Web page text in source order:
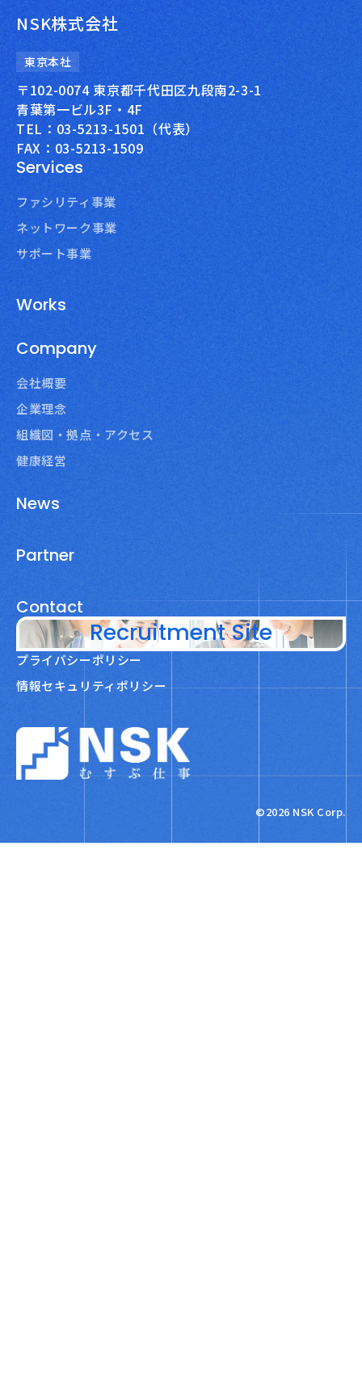
NSK株式会社
東京本社
〒102-0074 東京都千代田区九段南2-3-1
青葉第一ビル3F・4F
TEL：03-5213-1501（代表）
FAX：03-5213-1509
Services
ファシリティ事業
ネットワーク事業
サポート事業
Works
Company
会社概要
企業理念
組織図・拠点・アクセス
健康経営
News
Partner
Contact
Recruitment Site
プライバシーポリシー
情報セキュリティポリシー
©2026 NSK Corp.